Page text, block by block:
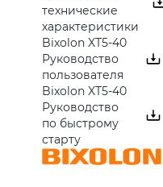
технические
характеристики
Bixolon XT5-40
Руководство
пользователя
Bixolon XT5-40
Руководство
по быстрому
старту